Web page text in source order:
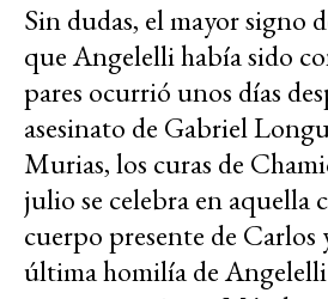
Sin dudas, el mayor signo
que Angelelli había sido
pares ocurrió unos días
asesinato de Gabriel
Murias, los curas de
julio se celebra en aquella
cuerpo presente de Carlos
última homilía de